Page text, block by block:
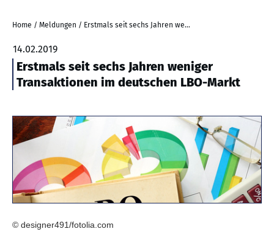
Home / Meldungen / Erstmals seit sechs Jahren weniger Transaktionen im deutschen LBO-Markt
14.02.2019
Erstmals seit sechs Jahren weniger
Transaktionen im deutschen LBO-Markt
© designer491/fotolia.com